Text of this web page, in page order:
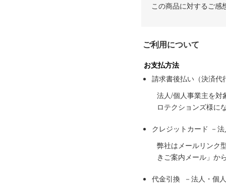
この商品に対するご感
ご利用について
お支払方法
請求書後払い（決済代
法人/個人事業主を対
ロテクションズ様に
クレジットカード －
弊社はメールリンク
きご案内メール」か
代金引換 －法人・個